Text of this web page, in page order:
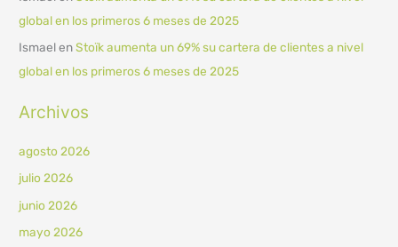
global en los primeros 6 meses de 2025
IsmaelenStoïk aumenta un 69% su cartera de clientes a nivel
global en los primeros 6 meses de 2025
Archivos
agosto 2026
julio 2026
junio 2026
mayo 2026